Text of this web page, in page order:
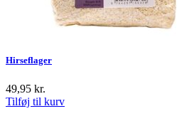
Hirseflager
49,95 kr.
Tilføj til kurv